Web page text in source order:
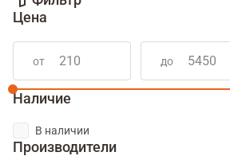
Цена
от до
Наличие
В наличии
Производители